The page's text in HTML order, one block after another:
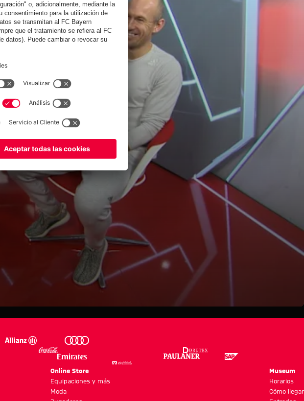
Online Store
Equipaciones y más
Moda
Museum
Horarios
Cómo llegar